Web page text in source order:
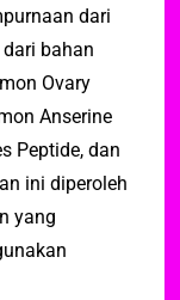
dari
bahan
Ovary
Anserine
Peptide, dan
ini diperoleh
yang